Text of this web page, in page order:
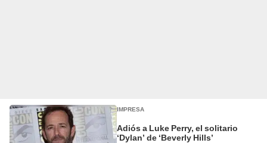
IMPRESA
Adiós a Luke Perry, el solitario
‘Dylan’ de ‘Beverly Hills’